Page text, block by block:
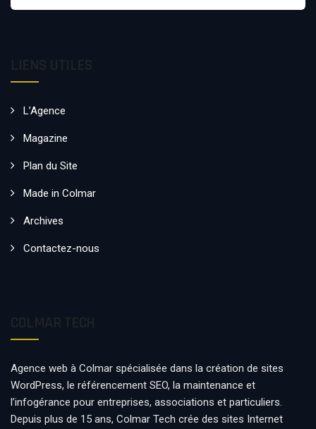
L’Agence
Magazine
Plan du Site
Made in Colmar
Archives
Contactez-nous
Agence web à Colmar spécialisée dans la création de sites
WordPress, le référencement SEO, la maintenance et
l’infogérance pour entreprises, associations et particuliers.
Depuis plus de 15 ans, Colmar Tech crée des sites Internet